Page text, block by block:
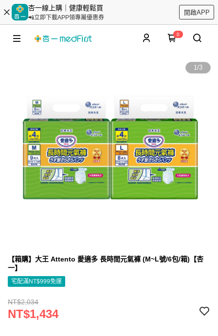
杏一線上購｜健康輕鬆買
📲立即下載APP領專屬優惠券
開啟APP
0
1/3
【箱購】大王 Attento 愛適多 長時間元氣褲 (M~L號/6包/箱)【杏
一】
宅配滿NT$999免運
NT$2,034
NT$1,434